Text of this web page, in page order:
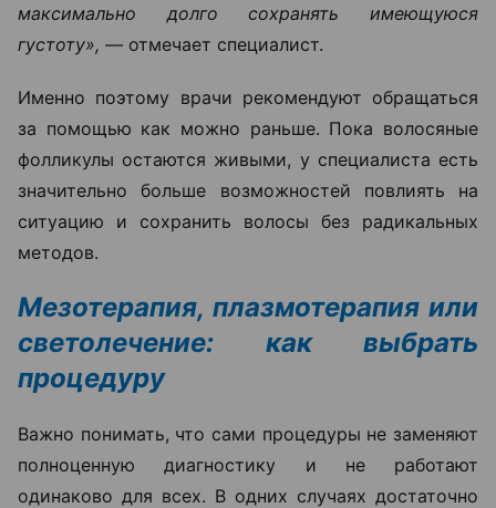
максимально долго сохранять имеющуюся
густоту», — отмечает специалист.
Именно поэтому врачи рекомендуют обращаться
за помощью как можно раньше. Пока волосяные
фолликулы остаются живыми, у специалиста есть
значительно больше возможностей повлиять на
ситуацию и сохранить волосы без радикальных
методов.
Мезотерапия, плазмотерапия или
светолечение: как выбрать
процедуру
Важно понимать, что сами процедуры не заменяют
полноценную диагностику и не работают
одинаково для всех. В одних случаях достаточно